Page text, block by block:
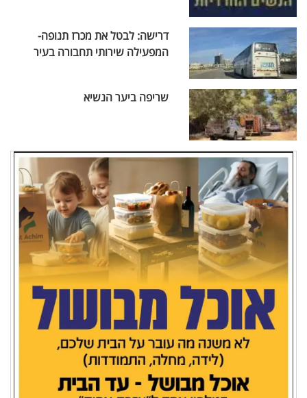
דרישה: לבטל את מכרז תנופה-
המפעילה שירותי תחבורה בעיר
שריפה ביער הנשיא